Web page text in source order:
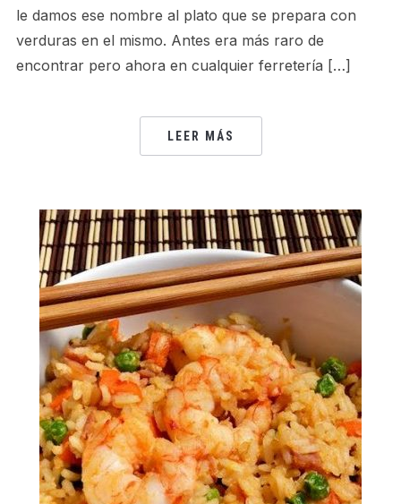
le damos ese nombre al plato que se prepara con
verduras en el mismo. Antes era más raro de
encontrar pero ahora en cualquier ferretería […]
LEER MÁS